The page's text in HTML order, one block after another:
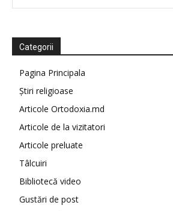
Categorii
Pagina Principala
Știri religioase
Articole Ortodoxia.md
Articole de la vizitatori
Articole preluate
Tâlcuiri
Bibliotecă video
Gustări de post